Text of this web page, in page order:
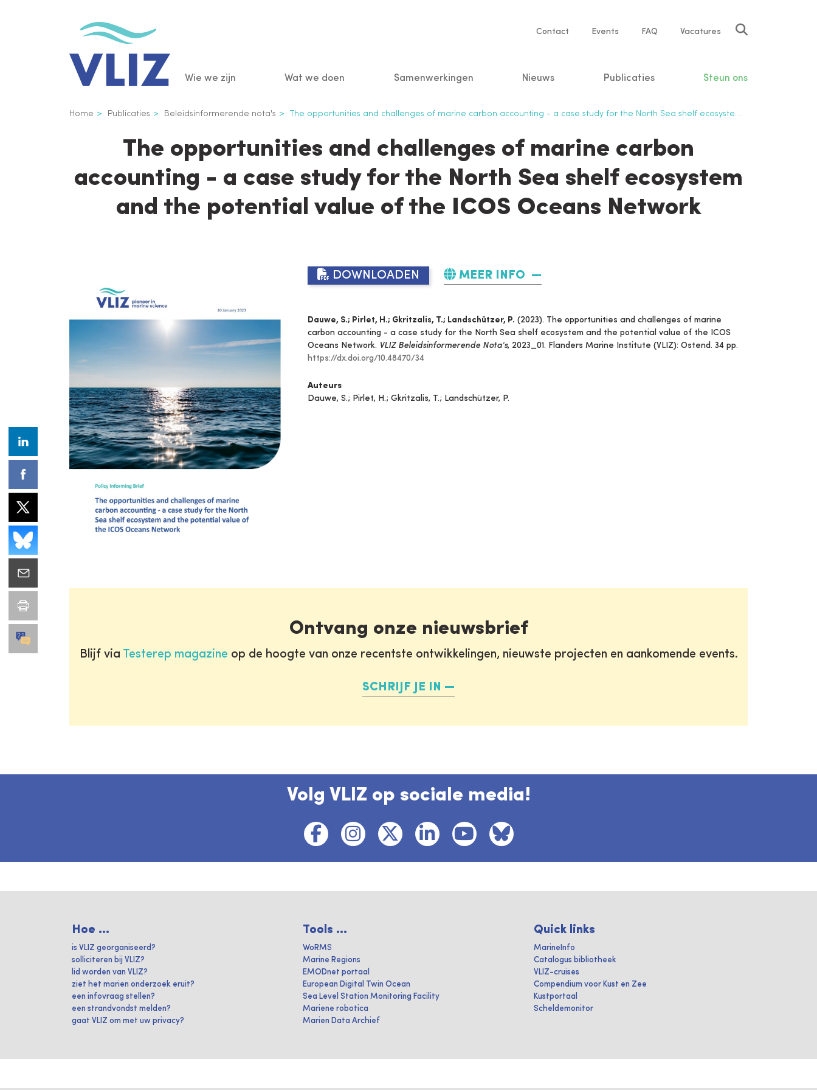
Service
Contact Events FAQ Vacatures
Main
navigation
Wie we zijn Wat we doen Samenwerkingen Nieuws Publicaties Steun ons
Kruimelpad
Home Publicaties Beleidsinformerende nota's The opportunities and challenges of marine carbon accounting - a case study for the North Sea shelf ecosystem and the potential value of the ICOS Oceans Network
The opportunities and challenges of marine carbon
accounting - a case study for the North Sea shelf ecosystem
and the potential value of the ICOS Oceans Network
DOWNLOADEN MEER INFO
Dauwe, S.; Pirlet, H.; Gkritzalis, T.; Landschützer, P. (2023). The opportunities and challenges of marine
carbon accounting - a case study for the North Sea shelf ecosystem and the potential value of the ICOS
Oceans Network. VLIZ Beleidsinformerende Nota's, 2023_01. Flanders Marine Institute (VLIZ): Ostend. 34 pp.
https://dx.doi.org/10.48470/34
Auteurs
Dauwe, S.; Pirlet, H.; Gkritzalis, T.; Landschützer, P.
Ontvang onze nieuwsbrief
Blijf via Testerep magazine op de hoogte van onze recentste ontwikkelingen, nieuwste projecten en aankomende events.
SCHRIJF JE IN
Volg VLIZ op sociale media!
Hoe ...
is VLIZ georganiseerd?
solliciteren bij VLIZ?
lid worden van VLIZ?
ziet het marien onderzoek eruit?
een infovraag stellen?
een strandvondst melden?
gaat VLIZ om met uw privacy?
Tools ...
WoRMS
Marine Regions
EMODnet portaal
European Digital Twin Ocean
Sea Level Station Monitoring Facility
Mariene robotica
Marien Data Archief
Quick links
MarineInfo
Catalogus bibliotheek
VLIZ-cruises
Compendium voor Kust en Zee
Kustportaal
Scheldemonitor